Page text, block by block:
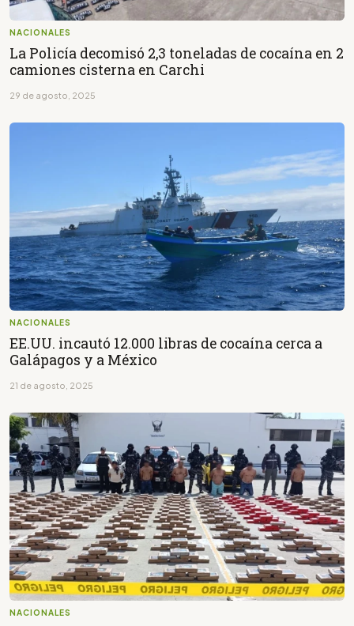
NACIONALES
La Policía decomisó 2,3 toneladas de cocaína en 2
camiones cisterna en Carchi
29 de agosto, 2025
NACIONALES
EE.UU. incautó 12.000 libras de cocaína cerca a
Galápagos y a México
21 de agosto, 2025
NACIONALES